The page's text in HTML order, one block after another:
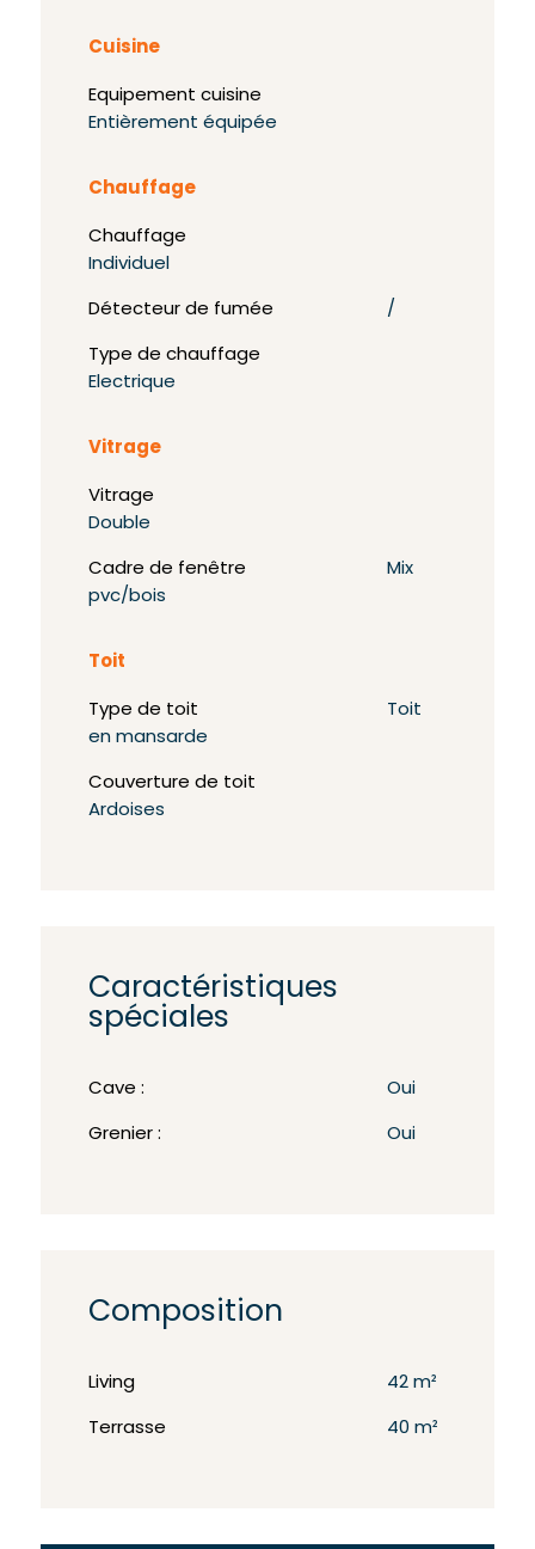
Cuisine
Equipement cuisine
Entièrement équipée
Chauffage
Chauffage
Individuel
Détecteur de fumée /
Type de chauffage
Electrique
Vitrage
Vitrage
Double
Cadre de fenêtre
Mix
pvc/bois
Toit
Type de toit
Toit
en mansarde
Couverture de toit
Ardoises
Caractéristiques
spéciales
Cave : Oui
Grenier : Oui
Composition
Living 42 m²
Terrasse 40 m²